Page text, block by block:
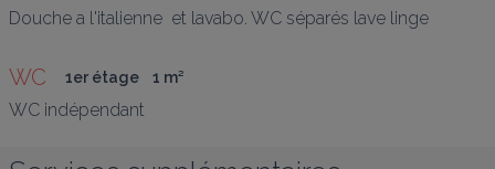
Douche a l'italienne  et lavabo. WC séparés lave linge
WC 1er étage 1 m²
WC indépendant